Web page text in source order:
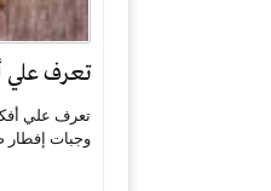
تعرف علي
تعرف علي
وجبات إفطار